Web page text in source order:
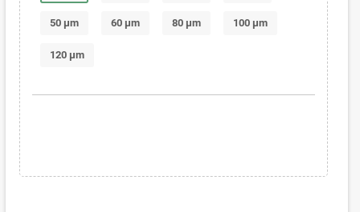
50 μm 60 μm 80 μm 100 μm
120 μm